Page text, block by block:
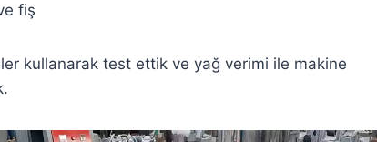
fiş
kullanarak test ettik ve yağ verimi ile makine